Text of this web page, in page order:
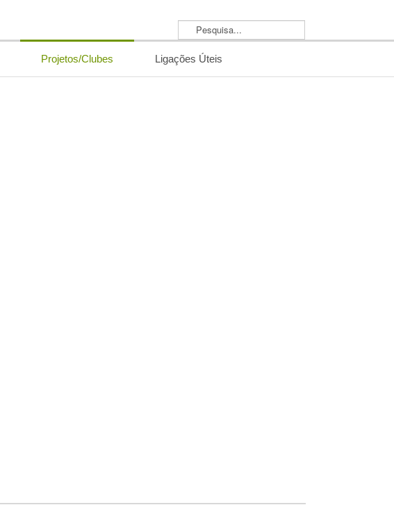
Pesquisa...
Projetos/Clubes Ligações Úteis